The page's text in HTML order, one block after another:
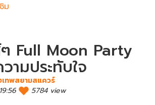
ม
Full Moon Party
ามประทับใจ
เทพสยามสแควร์
5784 view